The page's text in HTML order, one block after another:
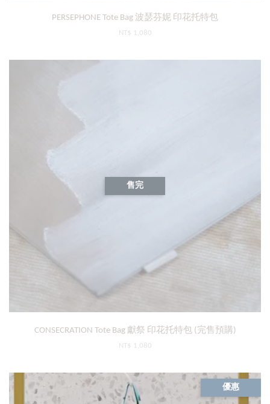
PERSEPHONE Tote Bag 波瑟芬妮 印花托特包
NT$ 1,080
售完
CONSECRATION Tote Bag 獻祭 印花托特包 (完售預購)
NT$ 1,080
優惠